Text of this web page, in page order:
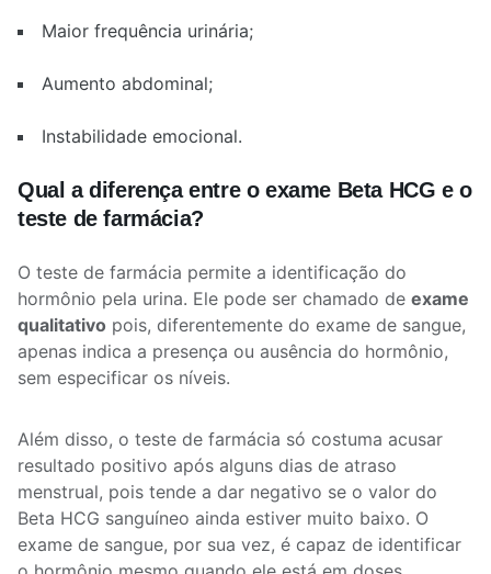
Maior frequência urinária;
Aumento abdominal;
Instabilidade emocional.
Qual a diferença entre o exame Beta HCG e o
teste de farmácia?
O teste de farmácia permite a identificação do
hormônio pela urina. Ele pode ser chamado de exame
qualitativo pois, diferentemente do exame de sangue,
apenas indica a presença ou ausência do hormônio,
sem especificar os níveis.
Além disso, o teste de farmácia só costuma acusar
resultado positivo após alguns dias de atraso
menstrual, pois tende a dar negativo se o valor do
Beta HCG sanguíneo ainda estiver muito baixo. O
exame de sangue, por sua vez, é capaz de identificar